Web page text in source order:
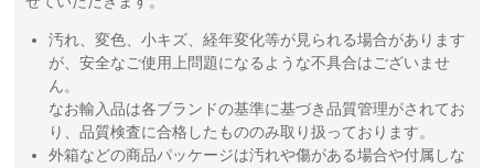
汚れ、変色、小キズ、経年変化等が見られる場合があります
が、安全なご使用上問題になるような不具合はございませ
ん。
なお輸入品は各ブランドの基準に基づき品質管理がされてお
り、品質検査に合格したもののみ取り扱っております。
外箱などの商品パッケージは汚れや傷がある場合や付属しな